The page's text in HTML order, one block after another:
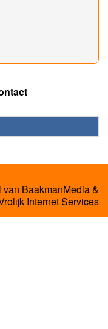
van BaakmanMedia&
Internet Services